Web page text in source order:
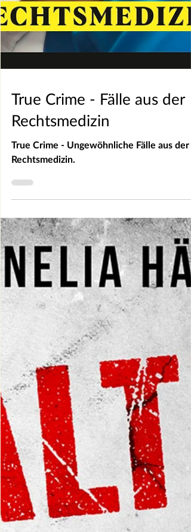
Rechtsmedizin
True Crime - Ungewöhnliche Fälle aus der